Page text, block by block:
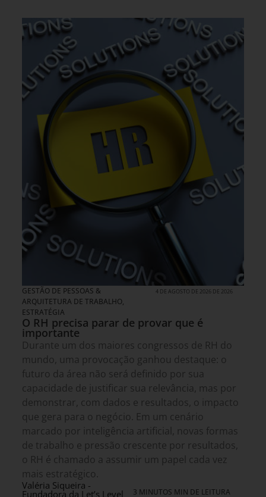
GESTÃO DE PESSOAS &
ARQUITETURA DE TRABALHO,
ESTRATÉGIA
4 DE AGOSTO DE 2026 DE 2026
O RH precisa parar de provar que é
importante
Durante um dos maiores congressos de RH do
mundo, uma provocação ganhou destaque: o
futuro da área não será definido por sua
capacidade de justificar sua relevância, mas por
demonstrar, com dados e resultados, o impacto
que gera para o negócio. Em um cenário
marcado por inteligência artificial, novas formas
de trabalho e pressão crescente por resultados,
o RH é chamado a assumir um papel cada vez
mais estratégico.
Valéria Siqueira -
Fundadora da Let’s Level 3 MINUTOS MIN DE LEITURA